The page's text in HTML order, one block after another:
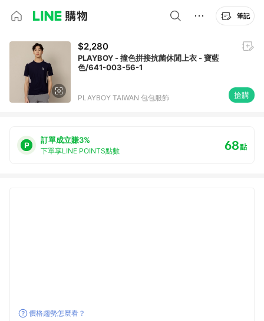
筆記
$2,280
PLAYBOY - 撞色拼接抗菌休閒上衣 - 寶藍
色/641-003-56-1
PLAYBOY TAIWAN 包包服飾 搶購
訂單成立賺3%
下單享LINE POINTS點數 68點
價格趨勢怎麼看？